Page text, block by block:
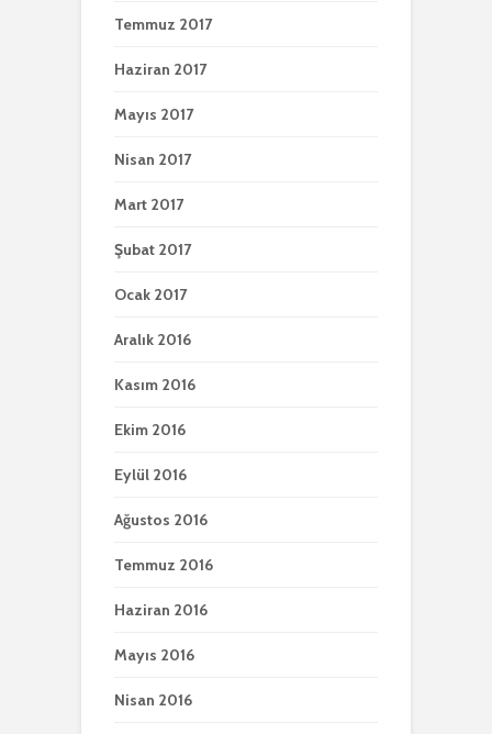
Temmuz 2017
Haziran 2017
Mayıs 2017
Nisan 2017
Mart 2017
Şubat 2017
Ocak 2017
Aralık 2016
Kasım 2016
Ekim 2016
Eylül 2016
Ağustos 2016
Temmuz 2016
Haziran 2016
Mayıs 2016
Nisan 2016